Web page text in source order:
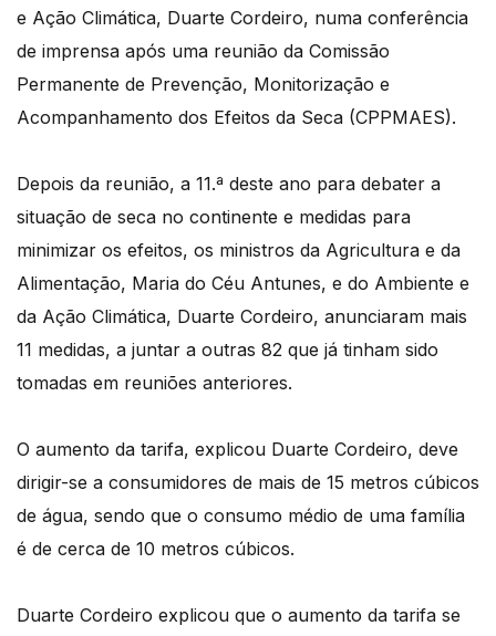
e Ação Climática, Duarte Cordeiro, numa conferência
de imprensa após uma reunião da Comissão
Permanente de Prevenção, Monitorização e
Acompanhamento dos Efeitos da Seca (CPPMAES).
Depois da reunião, a 11.ª deste ano para debater a
situação de seca no continente e medidas para
minimizar os efeitos, os ministros da Agricultura e da
Alimentação, Maria do Céu Antunes, e do Ambiente e
da Ação Climática, Duarte Cordeiro, anunciaram mais
11 medidas, a juntar a outras 82 que já tinham sido
tomadas em reuniões anteriores.
O aumento da tarifa, explicou Duarte Cordeiro, deve
dirigir-se a consumidores de mais de 15 metros cúbicos
de água, sendo que o consumo médio de uma família
é de cerca de 10 metros cúbicos.
Duarte Cordeiro explicou que o aumento da tarifa se